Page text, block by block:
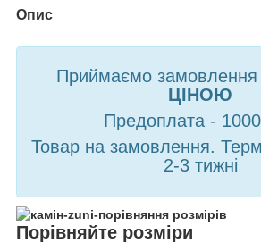
Опис
Приймаємо замовлення
ЦІНОЮ
Предоплата - 1000
Товар на замовлення.
2-3 тижні
Порівняйте розміри